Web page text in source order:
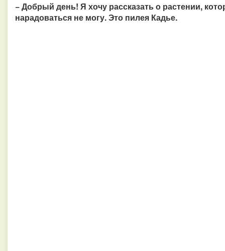
− Добрый день! Я хочу рассказать о растении,
нарадоваться не могу. Это пилея Кадье.